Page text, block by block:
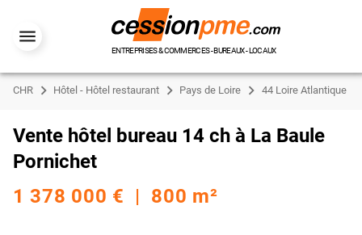
ENTREPRISES & COMMERCES - BUREAUX - LOCAUX
CHR Hôtel - Hôtel restaurant Pays de Loire 44 Loire Atlantique
Vente hôtel bureau 14 ch à La Baule
Pornichet
1 378 000 € | 800 m²